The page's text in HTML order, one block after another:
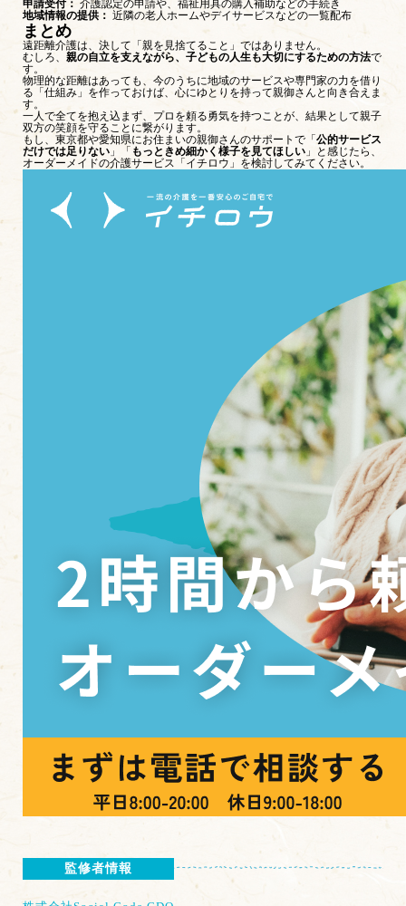
申請受付： 介護認定の申請や、福祉用具の購入補助などの手続き
地域情報の提供： 近隣の老人ホームやデイサービスなどの一覧配布
まとめ
遠距離介護は、決して「親を見捨てること」ではありません。
むしろ、 親の自立を支えながら、子どもの人生も大切にするための方法で
す。
物理的な距離はあっても、今のうちに地域のサービスや専門家の力を借り
る「仕組み」を作っておけば、心にゆとりを持って親御さんと向き合えま
す。
一人で全てを抱え込まず、プロを頼る勇気を持つことが、結果として親子
双方の笑顔を守ることに繋がります。
もし、東京都や愛知県にお住まいの親御さんのサポートで「 公的サービス
だけでは足りない 」「 もっときめ細かく様子を見てほしい 」と感じたら、
オーダーメイドの介護サービス「 イチロウ 」を検討してみてください。
監修者情報